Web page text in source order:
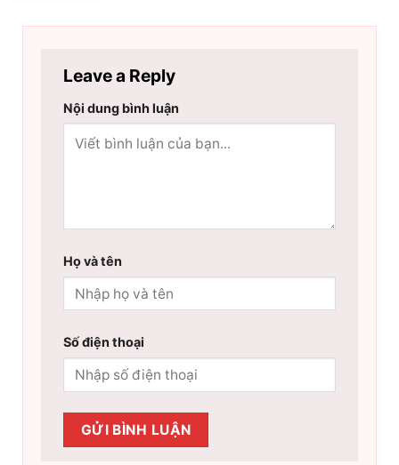
Leave a Reply
Nội dung bình luận
Họ và tên
Số điện thoại